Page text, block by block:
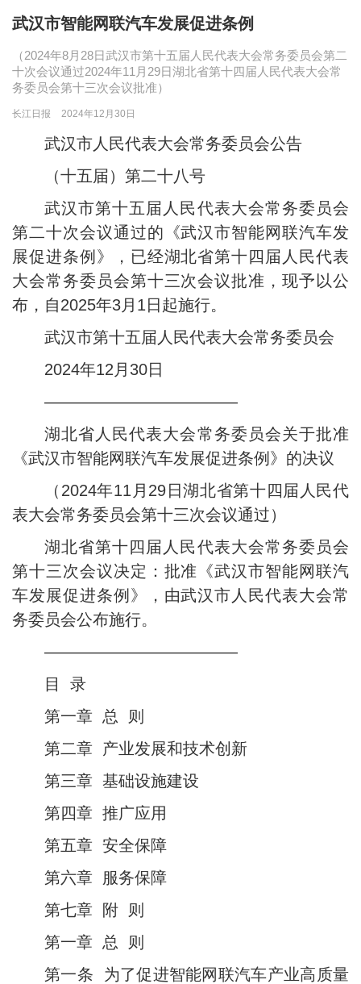
武汉市智能网联汽车发展促进条例
（2024年8月28日武汉市第十五届人民代表大会常务委员会第二
十次会议通过2024年11月29日湖北省第十四届人民代表大会常
务委员会第十三次会议批准）
长江日报 2024年12月30日
武汉市人民代表大会常务委员会公告
（十五届）第二十八号
武汉市第十五届人民代表大会常务委员会
第二十次会议通过的《武汉市智能网联汽车发
展促进条例》，已经湖北省第十四届人民代表
大会常务委员会第十三次会议批准，现予以公
布，自2025年3月1日起施行。
武汉市第十五届人民代表大会常务委员会
2024年12月30日
————————————
湖北省人民代表大会常务委员会关于批准
《武汉市智能网联汽车发展促进条例》的决议
（2024年11月29日湖北省第十四届人民代
表大会常务委员会第十三次会议通过）
湖北省第十四届人民代表大会常务委员会
第十三次会议决定：批准《武汉市智能网联汽
车发展促进条例》，由武汉市人民代表大会常
务委员会公布施行。
————————————
目 录
第一章 总 则
第二章 产业发展和技术创新
第三章 基础设施建设
第四章 推广应用
第五章 安全保障
第六章 服务保障
第七章 附 则
第一章 总 则
第一条 为了促进智能网联汽车产业高质量